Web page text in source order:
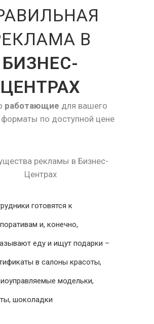
В
БИЗНЕС-
ЦЕНТРАХ
работающие для вашего
форматы по доступной цене
рекламы в Бизнес-
Центрах
готовятся к
и, конечно,
еду и ищут подарки –
в салоны красоты,
модельки,
шоколадки